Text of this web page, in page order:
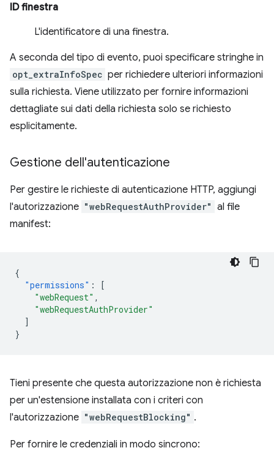
ID finestra
L'identificatore di una finestra.
A seconda del tipo di evento, puoi specificare stringhe in
opt_extraInfoSpec per richiedere ulteriori informazioni
sulla richiesta. Viene utilizzato per fornire informazioni
dettagliate sui dati della richiesta solo se richiesto
esplicitamente.
Gestione dell'autenticazione
Per gestire le richieste di autenticazione HTTP, aggiungi
l'autorizzazione "webRequestAuthProvider" al file
manifest:
{
"permissions" :
[
"webRequest" ,
"webRequestAuthProvider"
]
}
Tieni presente che questa autorizzazione non è richiesta
per un'estensione installata con i criteri con
l'autorizzazione "webRequestBlocking" .
Per fornire le credenziali in modo sincrono: